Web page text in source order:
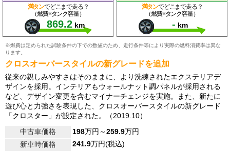
満タンでどこまで走る？
（燃費×タンク容量）
869.2 km
満タンでどこまで走る？
（燃費×タンク容量）
- km
※燃費は定められた試験条件の下での数値のため、走行条件等により実際の燃料消費率は異な
ります。
クロスオーバースタイルの新グレードを追加
従来の親しみやすさはそのままに、より洗練されたエクステリアデ
ザインを採用。インテリアもウォールナット調パネルが採用される
など、デザイン変更を含むマイナーチェンジを実施。また、新たに
遊び心と力強さを表現した、クロスオーバースタイルの新グレード
「クロスター」が設定された。（2019.10）
中古車価格
198万円～259.9万円
新車時価格
241.9万円(税込)